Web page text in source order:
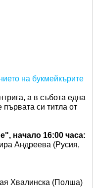
на букмейкърите
а в събота една
първата си титла от
начало 16:00 часа:
Андреева (Русия,
Хвалинска (Полша)